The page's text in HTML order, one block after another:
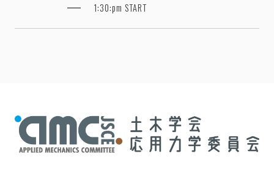
1:30:pm START